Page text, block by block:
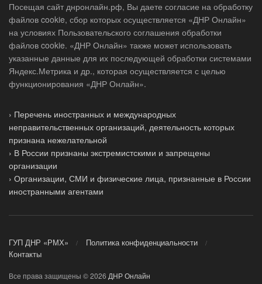
Посещая сайт днронлайн.рф, Вы даете согласие на обработку
файлов cookie, сбор которых осуществляется «ДНР Онлайн»
на условиях Пользовательского соглашения обработки
файлов cookie. «ДНР Онлайн» также может использовать
указанные данные для их последующей обработки системами
Яндекс.Метрика и др., которая осуществляется с целью
функционирования «ДНР Онлайн».
› Перечень иностранных и международных
неправительственных организаций, деятельность которых
признана нежелательной
› В России признаны экстремистскими и запрещены
организации
› Организации, СМИ и физические лица, признанные в России
иностранными агентами
ГУП ДНР «РМХ»
Политика конфиденциальности
Контакты
Все права защищены © 2026 ДНР Онлайн